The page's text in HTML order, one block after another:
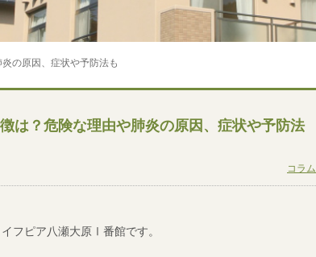
の原因、症状や予防法も
は？危険な理由や肺炎の原因、症状や予防法
コラム
フピア八瀬大原Ⅰ番館です。